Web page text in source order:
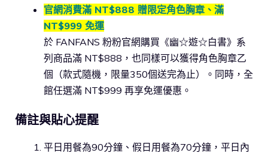
官網消費滿 NT$888 贈限定角色胸章、滿
NT$999 免運
於 FANFANS 粉粉官網購買《幽☆遊☆白書》系
列商品滿 NT$888，也同樣可以獲得角色胸章乙
個（款式隨機，限量350個送完為止）。同時，全
館任選滿 NT$999 再享免運優惠。
備註與貼心提醒
平日用餐為90分鐘、假日用餐為70分鐘，平日內